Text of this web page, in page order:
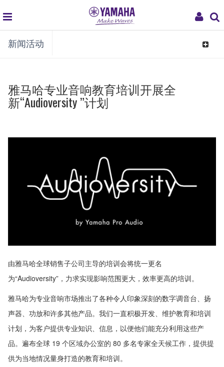
My
global
navigation
新闻活动
Toggle
雅马哈专业音响教育培训开展全
新“Audioversity ”计划
由雅马哈全球销售子公司主导的培训会将统一更名
为“Audioversity”，力求实现影响范围更大，效率更高的培训。
雅马哈为专业音响市场推出了各种令人印象深刻的数字调音台、扬
声器、功放和许多其他产品。我们一直积极开发、维护教育和培训
计划，为客户提供专业知识、信息，以便他们能充分利用这些产
品。遍布全球 19 个区域办公室的 80 多名专家全天候工作，提供提
供为当地情况量身打造的教育和培训。